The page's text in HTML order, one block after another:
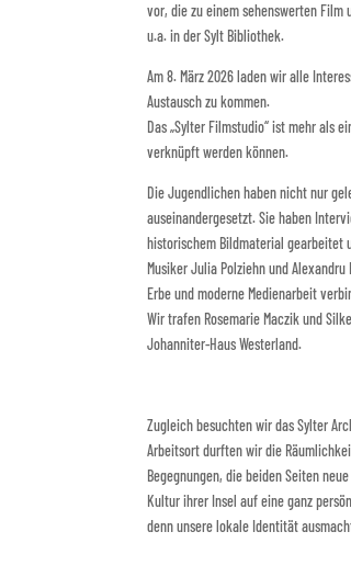
vor, die zu einem sehenswerten Film
u.a. in der Sylt Bibliothek.
Am 8. März 2026 laden wir alle
Austausch zu kommen.
Das „Sylter Filmstudio“ ist mehr als
verknüpft werden können.
Die Jugendlichen haben nicht nur
auseinandergesetzt. Sie haben
historischem Bildmaterial gearbeitet
Musiker Julia Polziehn und
Erbe und moderne Medienarbeit
Wir trafen Rosemarie Maczik und
Johanniter-Haus Westerland.
Zugleich besuchten wir das Sylter
Arbeitsort durften wir die
Begegnungen, die beiden Seiten
Kultur ihrer Insel auf eine ganz
denn unsere lokale Identität